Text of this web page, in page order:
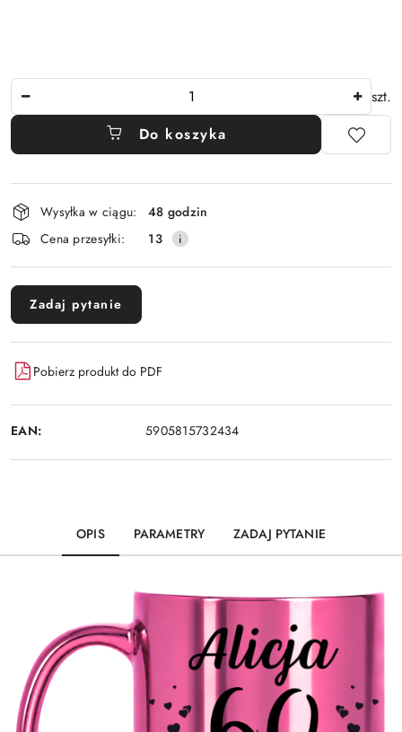
szt.
Do koszyka
Dostępność
i
dostawa
Wysyłka w ciągu:
48 godzin
Cena przesyłki:
13
Zadaj pytanie
Pobierz produkt do PDF
EAN: 5905815732434
OPIS PARAMETRY ZADAJ PYTANIE